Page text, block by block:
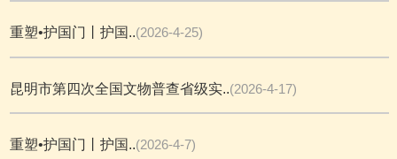
重塑•护国门丨护国..(2026-4-25)
昆明市第四次全国文物普查省级实..(2026-4-17)
重塑•护国门丨护国..(2026-4-7)